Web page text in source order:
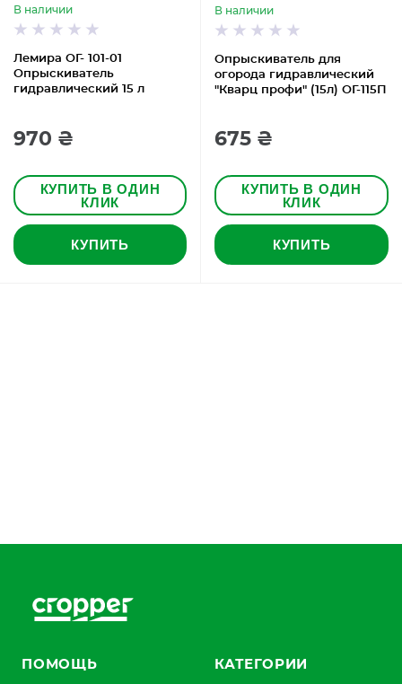
Лемира ОГ- 101-01
Опрыскиватель
гидравлический 15 л
В наличии
970 ₴
КУПИТЬ В ОДИН
КЛИК
КУПИТЬ
Опрыскиватель для
огорода гидравлический
"Кварц профи" (15л) ОГ-115П
В наличии
675 ₴
КУПИТЬ В ОДИН
КЛИК
КУПИТЬ
ПОМОЩЬ КАТЕГОРИИ